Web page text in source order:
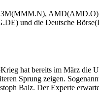
3M(MMM.N),
und die Deutsche
hat bereits im März die
Sprung zeigen.
Balz. Der Experte